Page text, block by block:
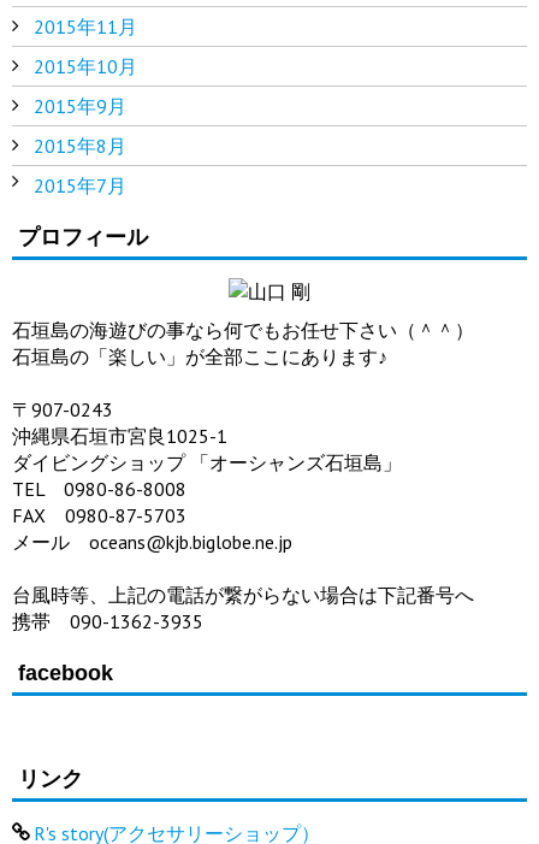
2015年11月
2015年10月
2015年9月
2015年8月
2015年7月
プロフィール
石垣島の海遊びの事なら何でもお任せ下さい（＾＾）
石垣島の「楽しい」が全部ここにあります♪
〒907-0243
沖縄県石垣市宮良1025-1
ダイビングショップ 「オーシャンズ石垣島」
TEL 0980-86-8008
FAX 0980-87-5703
メール oceans@kjb.biglobe.ne.jp
台風時等、上記の電話が繋がらない場合は下記番号へ
携帯 090-1362-3935
facebook
リンク
R's story(アクセサリーショップ）